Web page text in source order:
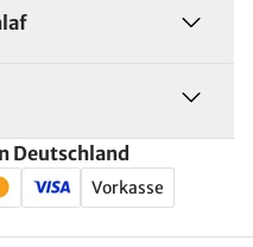
Deutschland
Vorkasse